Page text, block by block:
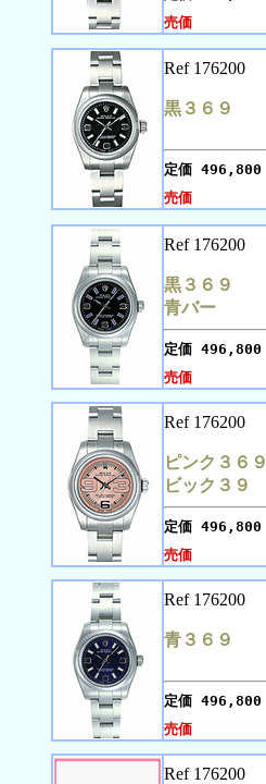
売価
Ref 176200
黒３６９
定価 496,800
売価
Ref 176200
黒３６９
青バー
定価 496,800
売価
Ref 176200
ピンク３６９
ビック３９
定価 496,800
売価
Ref 176200
青３６９
定価 496,800
売価
Ref 176200